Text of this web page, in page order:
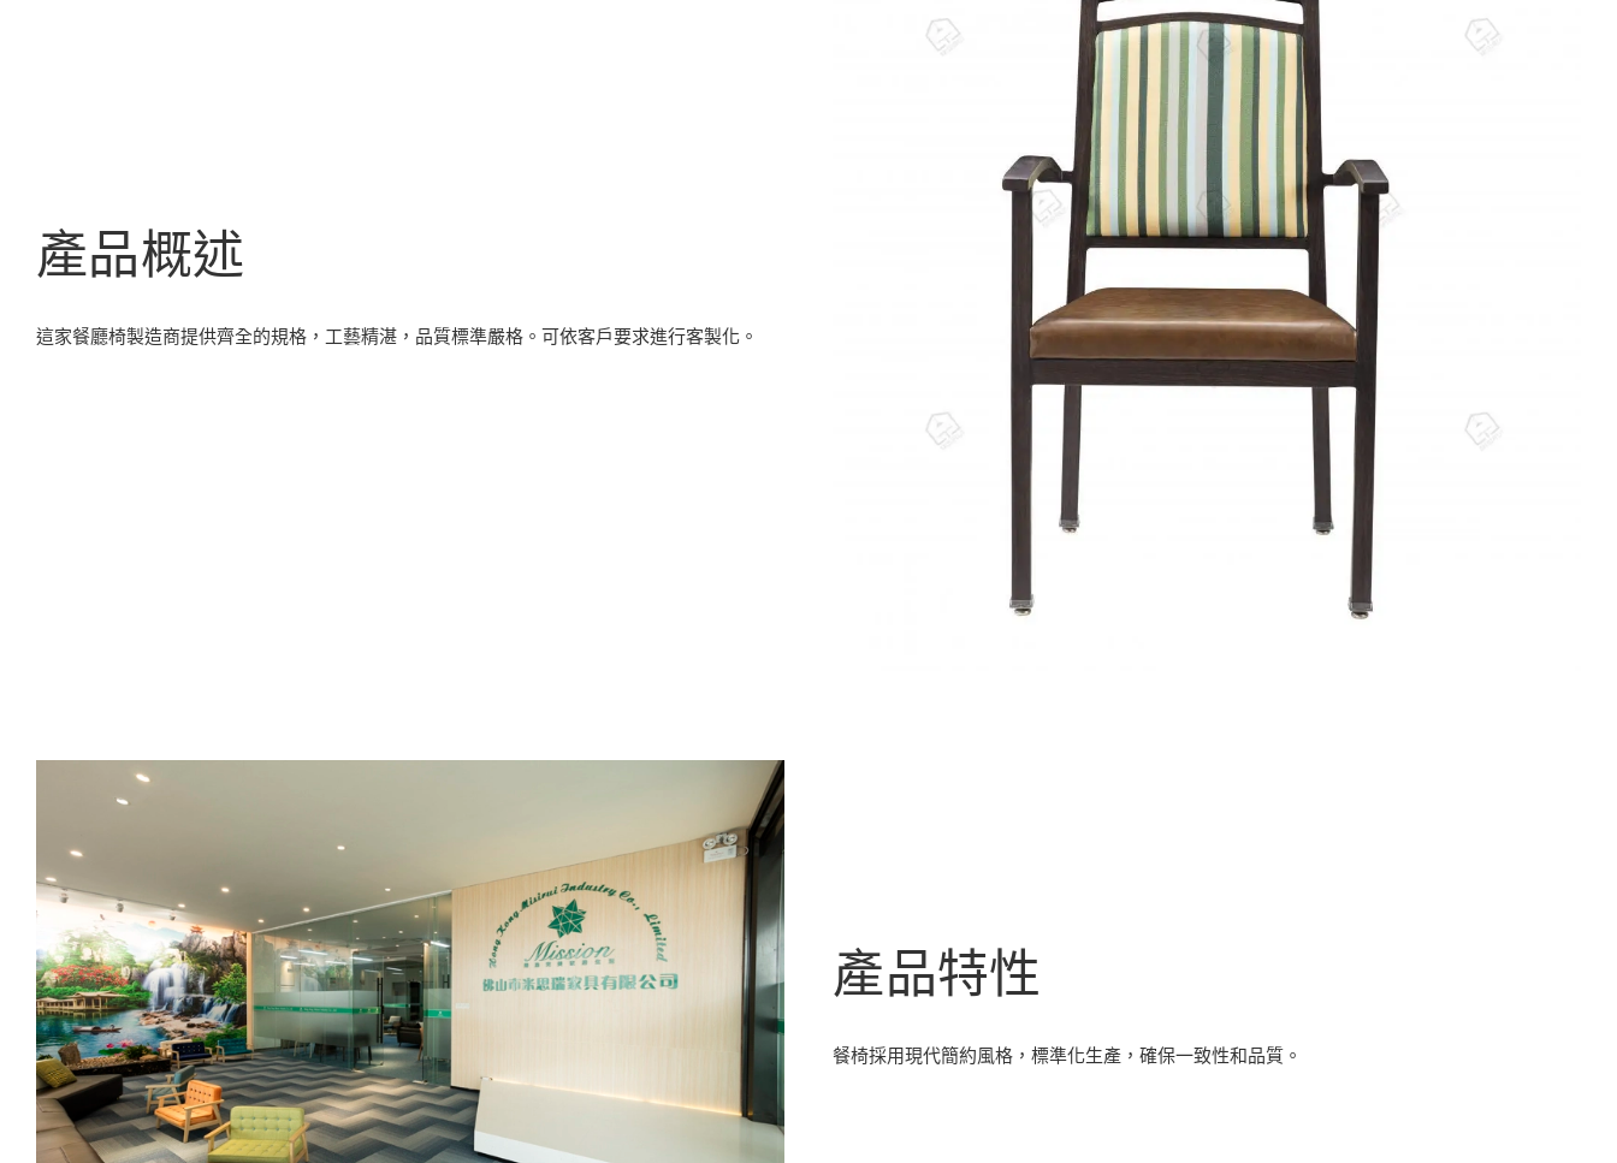
產品概述
這家餐廳椅製造商提供齊全的規格，工藝精湛，品質標準嚴格。可依客戶要求進行客製化。
產品特性
餐椅採用現代簡約風格，標準化生產，確保一致性和品質。